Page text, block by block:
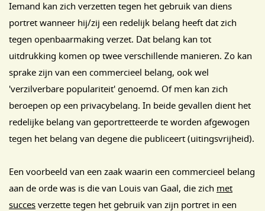
Iemand kan zich verzetten tegen het gebruik van diens
portret wanneer hij/zij een redelijk belang heeft dat zich
tegen openbaarmaking verzet. Dat belang kan tot
uitdrukking komen op twee verschillende manieren. Zo kan
sprake zijn van een commercieel belang, ook wel
'verzilverbare populariteit' genoemd. Of men kan zich
beroepen op een privacybelang. In beide gevallen dient het
redelijke belang van geportretteerde te worden afgewogen
tegen het belang van degene die publiceert (uitingsvrijheid).
Een voorbeeld van een zaak waarin een commercieel belang
aan de orde was is die van Louis van Gaal, die zich met
succes verzette tegen het gebruik van zijn portret in een